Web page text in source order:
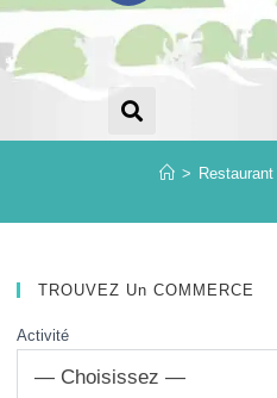
>
TROUVEZ Un COMMERCE
Activité
— Choisissez —